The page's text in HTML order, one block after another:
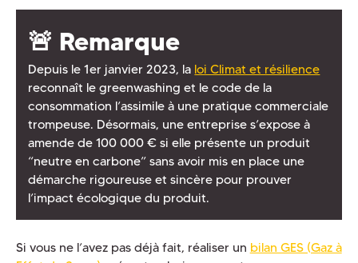
🚨 Remarque
Depuis le 1er janvier 2023, la loi Climat et résilience
reconnaît le greenwashing et le code de la
consommation l’assimile à une pratique commerciale
trompeuse. Désormais, une entreprise s’expose à
amende de 100 000 € si elle présente un produit
“neutre en carbone” sans avoir mis en place une
démarche rigoureuse et sincère pour prouver
l’impact écologique du produit.
Si vous ne l’avez pas déjà fait, réaliser un bilan GES (Gaz à